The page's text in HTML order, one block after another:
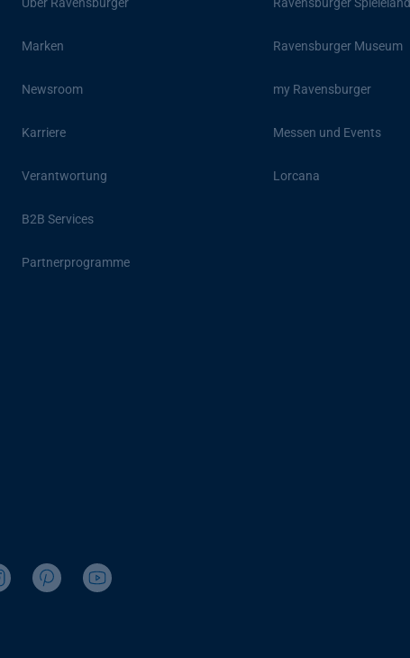
Marken
Newsroom
Karriere
Verantwortung
B2B Services
Partnerprogramme
Ravensburger Museum
my Ravensburger
Messen und Events
Lorcana